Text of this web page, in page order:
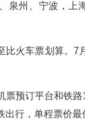
泉州、宁波，上
比火车票划算。7
票预订平台和铁
出行，单程票价